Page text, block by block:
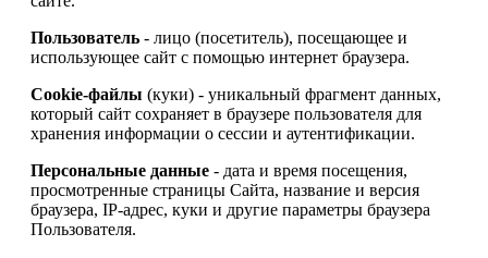
Пользователь - лицо (посетитель), посещающее и
использующее сайт с помощью интернет браузера.
Cookie-файлы (куки) - уникальный фрагмент данных,
который сайт сохраняет в браузере пользователя для
хранения информации о сессии и аутентификации.
Персональные данные - дата и время посещения,
просмотренные страницы Сайта, название и версия
браузера, IP-адрес, куки и другие параметры браузера
Пользователя.